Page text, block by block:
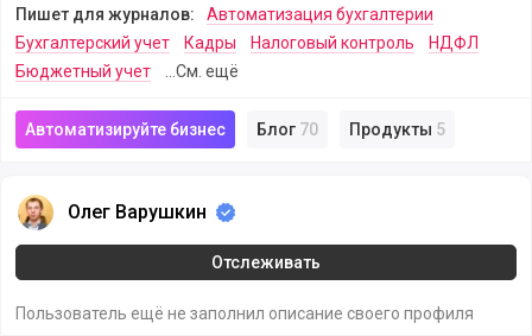
Пишет для журналов:
Автоматизация бухгалтерии
Бухгалтерский учет
Кадры Налоговый контроль
НДФЛ
Бюджетный учет
...См. ещё
Автоматизируйте бизнес Блог 70 Продукты 5
Олег Варушкин
Олег Варушкин
Отслеживать
Пользователь ещё не заполнил описание своего профиля